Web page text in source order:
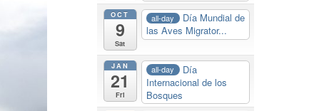
OCT
9
Sat
all-day
Día Mundial de
las Aves Migrator...
JAN
21
Fri
all-day
Día
Internacional de los
Bosques